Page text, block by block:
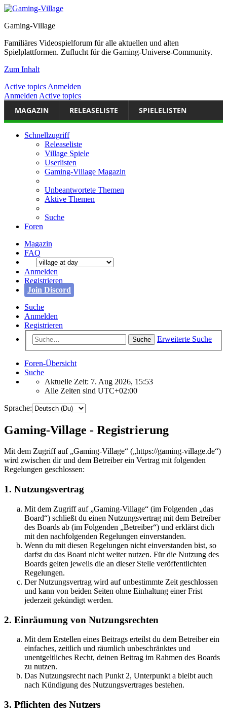
Gaming-Village
Familiäres Videospielforum für alle aktuellen und alten
Spielplattformen. Zuflucht für die Gaming-Universe-Community.
Zum Inhalt
Active topics Anmelden
Anmelden Active topics
MAGAZIN RELEASELISTE SPIELELISTEN
Schnellzugriff
Releaseliste
Village Spiele
Userlisten
Gaming-Village Magazin
Unbeantwortete Themen
Aktive Themen
Suche
Foren
Magazin
FAQ
Anmelden
Registrieren
Join Discord
Suche
Anmelden
Registrieren
Suche Erweiterte Suche
Foren-Übersicht
Suche
Aktuelle Zeit: 7. Aug 2026, 15:53
Alle Zeiten sind UTC+02:00
Sprache:
Gaming-Village - Registrierung
Mit dem Zugriff auf „Gaming-Village“ („https://gaming-village.de“)
wird zwischen dir und dem Betreiber ein Vertrag mit folgenden
Regelungen geschlossen:
1. Nutzungsvertrag
Mit dem Zugriff auf „Gaming-Village“ (im Folgenden „das
Board“) schließt du einen Nutzungsvertrag mit dem Betreiber
des Boards ab (im Folgenden „Betreiber“) und erklärst dich
mit den nachfolgenden Regelungen einverstanden.
Wenn du mit diesen Regelungen nicht einverstanden bist, so
darfst du das Board nicht weiter nutzen. Für die Nutzung des
Boards gelten jeweils die an dieser Stelle veröffentlichten
Regelungen.
Der Nutzungsvertrag wird auf unbestimmte Zeit geschlossen
und kann von beiden Seiten ohne Einhaltung einer Frist
jederzeit gekündigt werden.
2. Einräumung von Nutzungsrechten
Mit dem Erstellen eines Beitrags erteilst du dem Betreiber ein
einfaches, zeitlich und räumlich unbeschränktes und
unentgeltliches Recht, deinen Beitrag im Rahmen des Boards
zu nutzen.
Das Nutzungsrecht nach Punkt 2, Unterpunkt a bleibt auch
nach Kündigung des Nutzungsvertrages bestehen.
3. Pflichten des Nutzers